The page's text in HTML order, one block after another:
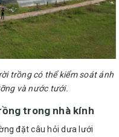
trồng có thể kiểm soát ánh
và nước tưới.
trong nhà kính
đặt câu hỏi dưa lưới